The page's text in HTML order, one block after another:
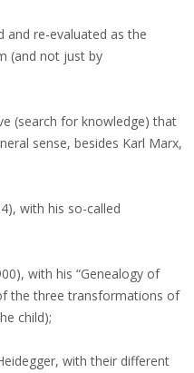
and re-evaluated as the
(and not just by
(search for knowledge) that
sense, besides Karl Marx,
with his so-called
with his “Genealogy of
the three transformations of
child);
with their different